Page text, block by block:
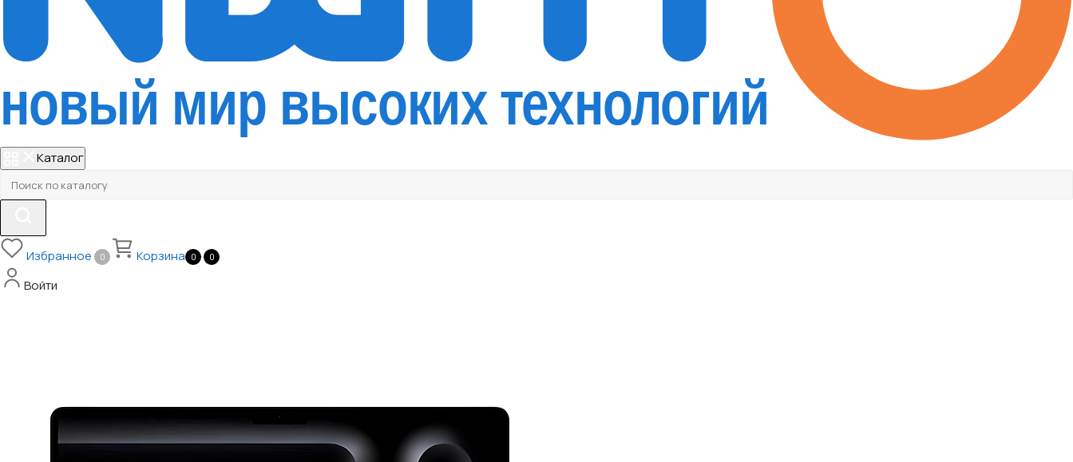
Каталог
Избранное 0 Корзина 0 0
Войти